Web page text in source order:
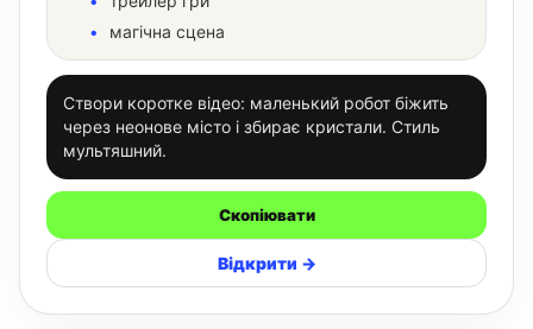
магічна сцена
Створи коротке відео: маленький робот біжить
через неонове місто і збирає кристали. Стиль
мультяшний.
Скопіювати
Відкрити →